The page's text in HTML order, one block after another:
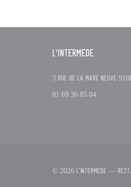
L'Intermède
3 Rue de la Mare Neuve
01 69 36 85 04
© 2026 L'Intermède —